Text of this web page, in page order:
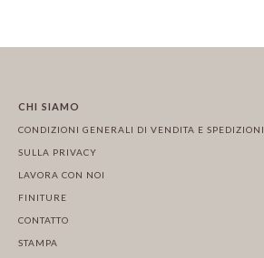
CHI SIAMO
CONDIZIONI GENERALI DI VENDITA E SPEDIZIONI
SULLA PRIVACY
LAVORA CON NOI
FINITURE
CONTATTO
STAMPA